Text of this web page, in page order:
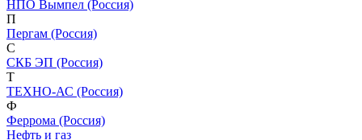
НПО Вымпел (Россия)
П
Пергам (Россия)
С
СКБ ЭП (Россия)
Т
ТЕХНО-АС (Россия)
Ф
Феррома (Россия)
Нефть и газ